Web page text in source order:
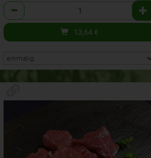
Anzahl
13,64 €